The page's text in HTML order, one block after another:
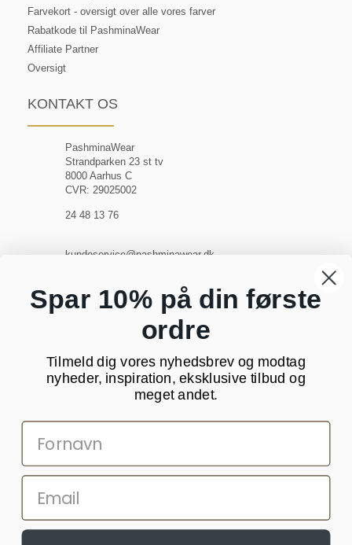
Farvekort - oversigt over alle vores farver
Rabatkode til PashminaWear
Affiliate Partner
Oversigt
KONTAKT OS
PashminaWear
Strandparken 23 st tv
8000 Aarhus C
CVR: 29025002
24 48 13 76
kundeservice@pashminawear.dk
Spar 10% på din første
ordre
Tilmeld dig vores nyhedsbrev og modtag
nyheder, inspiration, eksklusive tilbud og
meget andet.